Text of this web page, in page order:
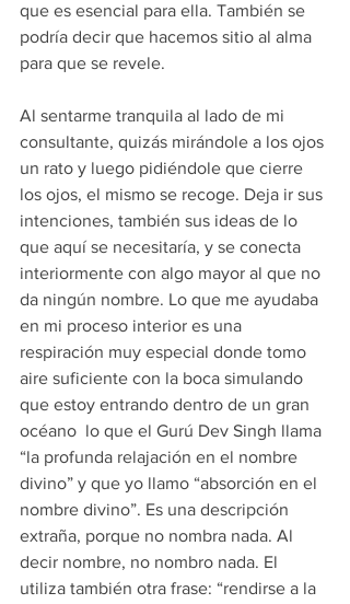
que es esencial para ella. También se
podría decir que hacemos sitio al alma
para que se revele.
Al sentarme tranquila al lado de mi
consultante, quizás mirándole a los ojos
un rato y luego pidiéndole que cierre
los ojos, el mismo se recoge. Deja ir sus
intenciones, también sus ideas de lo
que aquí se necesitaría, y se conecta
interiormente con algo mayor al que no
da ningún nombre. Lo que me ayudaba
en mi proceso interior es una
respiración muy especial donde tomo
aire suficiente con la boca simulando
que estoy entrando dentro de un gran
océano  lo que el Gurú Dev Singh llama
“la profunda relajación en el nombre
divino” y que yo llamo “absorción en el
nombre divino”. Es una descripción
extraña, porque no nombra nada. Al
decir nombre, no nombro nada. El
utiliza también otra frase: “rendirse a la